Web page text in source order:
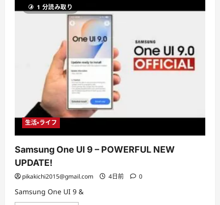
に
つ
い
て
さ
ら
読
む
1 分読み取り
生活・ライフ
Samsung One UI 9 – POWERFUL NEW
UPDATE!
pikakichi2015@gmail.com 4日前 0
Samsung One UI 9 &